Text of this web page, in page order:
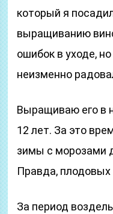
который я
выращиванию
ошибок в уходе,
неизменно
Выращиваю его в
12 лет. За это
зимы с морозами
Правда,
За период